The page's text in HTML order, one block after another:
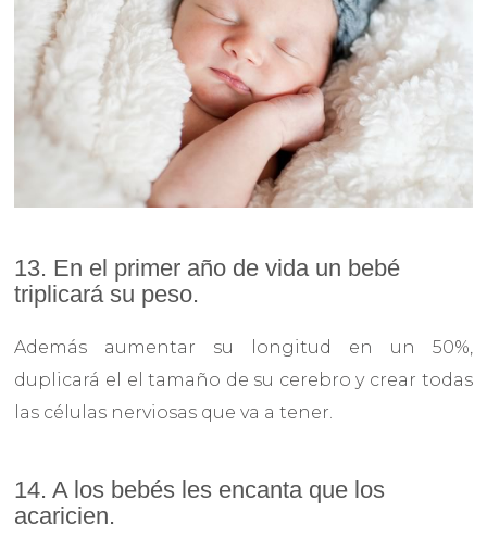
13. En el primer año de vida un bebé
triplicará su peso.
Además aumentar su longitud en un 50%,
duplicará el el tamaño de su cerebro y crear todas
las células nerviosas que va a tener.
14. A los bebés les encanta que los
acaricien.